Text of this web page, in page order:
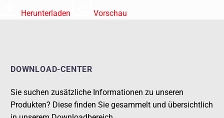
Herunterladen Vorschau
DOWNLOAD-CENTER
Sie suchen zusätzliche Informationen zu unseren
Produkten? Diese finden Sie gesammelt und übersichtlich